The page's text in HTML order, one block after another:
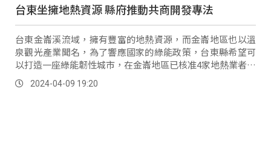
台東坐擁地熱資源 縣府推動共商開發專法
台東金崙溪流域，擁有豐富的地熱資源，而金崙地區也以溫
泉觀光產業聞名，為了響應國家的綠能政策，台東縣希望可
以打造一座綠能韌性城市，在金崙地區已核准4家地熱業者進
行開發，但相關法規仍不盡完善，台東縣政政府從三月初開
始，和金崙溪流域的部落族人，召開多場說明會，希望聽取
2024-04-09 19:20